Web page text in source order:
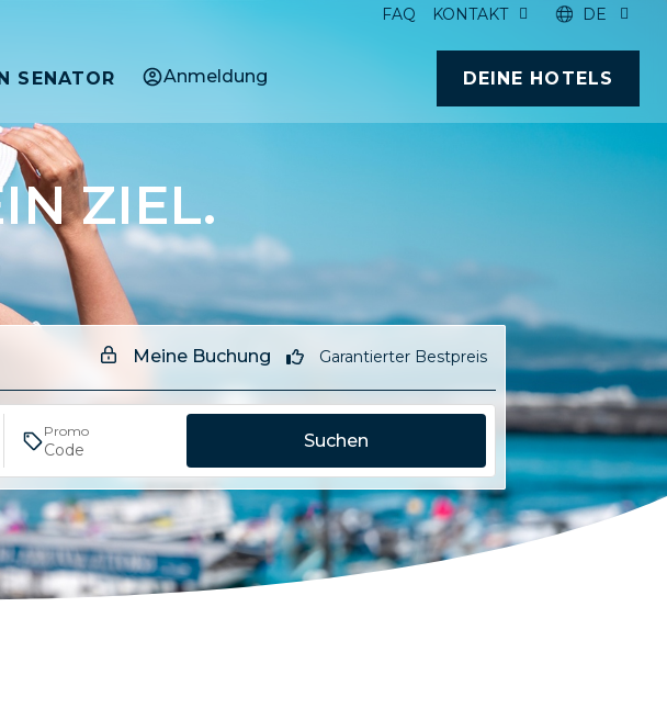
FAQ KONTAKT DE
SENATOR Anmeldung DEINE HOTELS
ZIEL.
Meine Buchung Garantierter Bestpreis
Promo Suchen